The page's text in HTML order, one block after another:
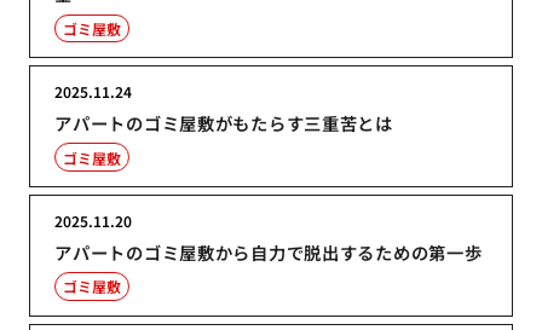
ゴミ屋敷
アパートのゴミ屋敷がもたらす三重苦とは
2025.11.24
ゴミ屋敷
アパートのゴミ屋敷から自力で脱出するための第一歩
2025.11.20
ゴミ屋敷